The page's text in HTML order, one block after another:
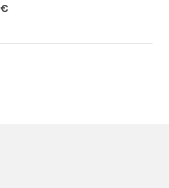
€Price
128,40€